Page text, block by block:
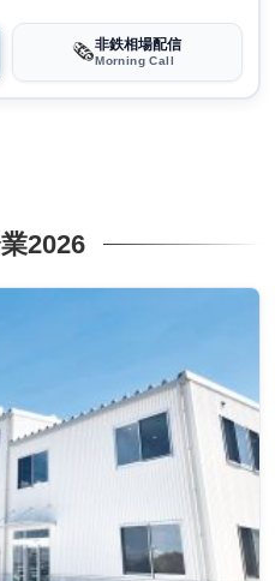
🗞️非鉄相場配信
Morning Call
2026